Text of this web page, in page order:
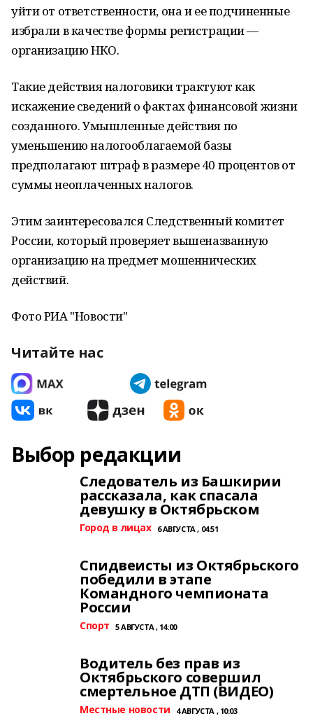
уйти от ответственности, она и ее подчиненные
избрали в качестве формы регистрации —
организацию НКО.
Такие действия налоговики трактуют как
искажение сведений о фактах финансовой жизни
созданного. Умышленные действия по
уменьшению налогооблагаемой базы
предполагают штраф в размере 40 процентов от
суммы неоплаченных налогов.
Этим заинтересовался Следственный комитет
России, который проверяет вышеназванную
организацию на предмет мошеннических
действий.
Фото РИА "Новости"
Читайте нас
Выбор редакции
Следователь из Башкирии
рассказала, как спасала
девушку в Октябрьском
Город в лицах 6 АВГУСТА , 04:51
Спидвеисты из Октябрьского
победили в этапе
Командного чемпионата
России
Спорт 5 АВГУСТА , 14:00
Водитель без прав из
Октябрьского совершил
смертельное ДТП (ВИДЕО)
Местные новости 4 АВГУСТА , 10:03